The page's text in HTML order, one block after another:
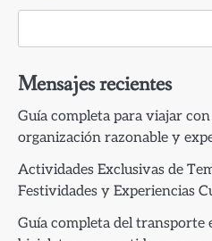
Mensajes recientes
Guía completa para viajar
organización razonable y
Actividades Exclusivas de
Festividades y Experiencias
Guía completa del transporte